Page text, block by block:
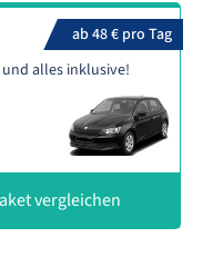
ab 48 € pro Tag
alles inklusive!
vergleichen